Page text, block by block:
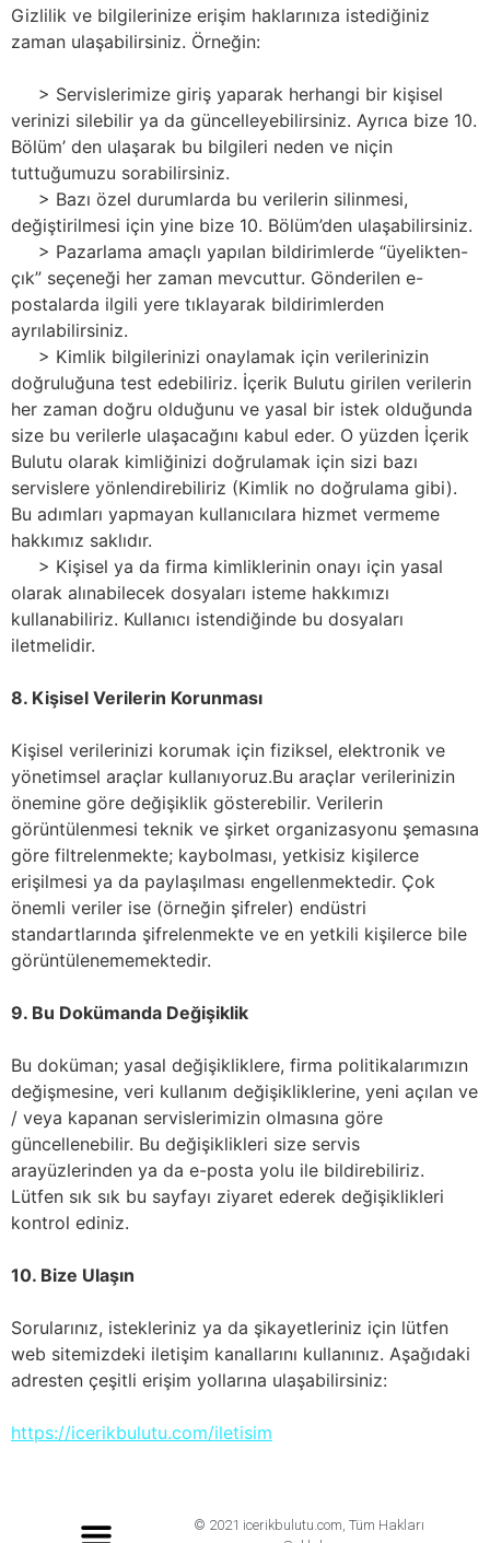
Gizlilik ve bilgilerinize erişim haklarınıza istediğiniz
zaman ulaşabilirsiniz. Örneğin:
> Servislerimize giriş yaparak herhangi bir kişisel
verinizi silebilir ya da güncelleyebilirsiniz. Ayrıca bize 10.
Bölüm’ den ulaşarak bu bilgileri neden ve niçin
tuttuğumuzu sorabilirsiniz.
> Bazı özel durumlarda bu verilerin silinmesi,
değiştirilmesi için yine bize 10. Bölüm’den ulaşabilirsiniz.
> Pazarlama amaçlı yapılan bildirimlerde “üyelikten-
çık” seçeneği her zaman mevcuttur. Gönderilen e-
postalarda ilgili yere tıklayarak bildirimlerden
ayrılabilirsiniz.
> Kimlik bilgilerinizi onaylamak için verilerinizin
doğruluğuna test edebiliriz. İçerik Bulutu girilen verilerin
her zaman doğru olduğunu ve yasal bir istek olduğunda
size bu verilerle ulaşacağını kabul eder. O yüzden İçerik
Bulutu olarak kimliğinizi doğrulamak için sizi bazı
servislere yönlendirebiliriz (Kimlik no doğrulama gibi).
Bu adımları yapmayan kullanıcılara hizmet vermeme
hakkımız saklıdır.
> Kişisel ya da firma kimliklerinin onayı için yasal
olarak alınabilecek dosyaları isteme hakkımızı
kullanabiliriz. Kullanıcı istendiğinde bu dosyaları
iletmelidir.
8. Kişisel Verilerin Korunması
Kişisel verilerinizi korumak için fiziksel, elektronik ve
yönetimsel araçlar kullanıyoruz.Bu araçlar verilerinizin
önemine göre değişiklik gösterebilir. Verilerin
görüntülenmesi teknik ve şirket organizasyonu şemasına
göre filtrelenmekte; kaybolması, yetkisiz kişilerce
erişilmesi ya da paylaşılması engellenmektedir. Çok
önemli veriler ise (örneğin şifreler) endüstri
standartlarında şifrelenmekte ve en yetkili kişilerce bile
görüntülenememektedir.
9. Bu Dokümanda Değişiklik
Bu doküman; yasal değişikliklere, firma politikalarımızın
değişmesine, veri kullanım değişikliklerine, yeni açılan ve
/ veya kapanan servislerimizin olmasına göre
güncellenebilir. Bu değişiklikleri size servis
arayüzlerinden ya da e-posta yolu ile bildirebiliriz.
Lütfen sık sık bu sayfayı ziyaret ederek değişiklikleri
kontrol ediniz.
10. Bize Ulaşın
Sorularınız, istekleriniz ya da şikayetleriniz için lütfen
web sitemizdeki iletişim kanallarını kullanınız. Aşağıdaki
adresten çeşitli erişim yollarına ulaşabilirsiniz:
https://icerikbulutu.com/iletisim
© 2021 icerikbulutu.com, Tüm Hakları